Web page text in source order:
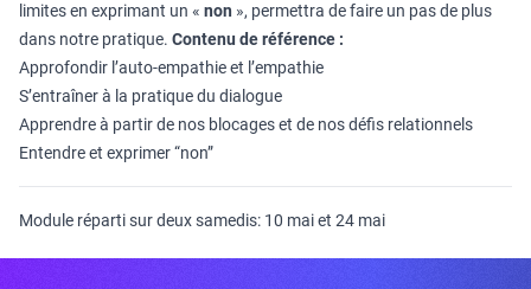
limites en exprimant un « non », permettra de faire un pas de plus
dans notre pratique. Contenu de référence :
Approfondir l’auto-empathie et l’empathie
S’entraîner à la pratique du dialogue
Apprendre à partir de nos blocages et de nos défis relationnels
Entendre et exprimer “non”
Module réparti sur deux samedis: 10 mai et 24 mai